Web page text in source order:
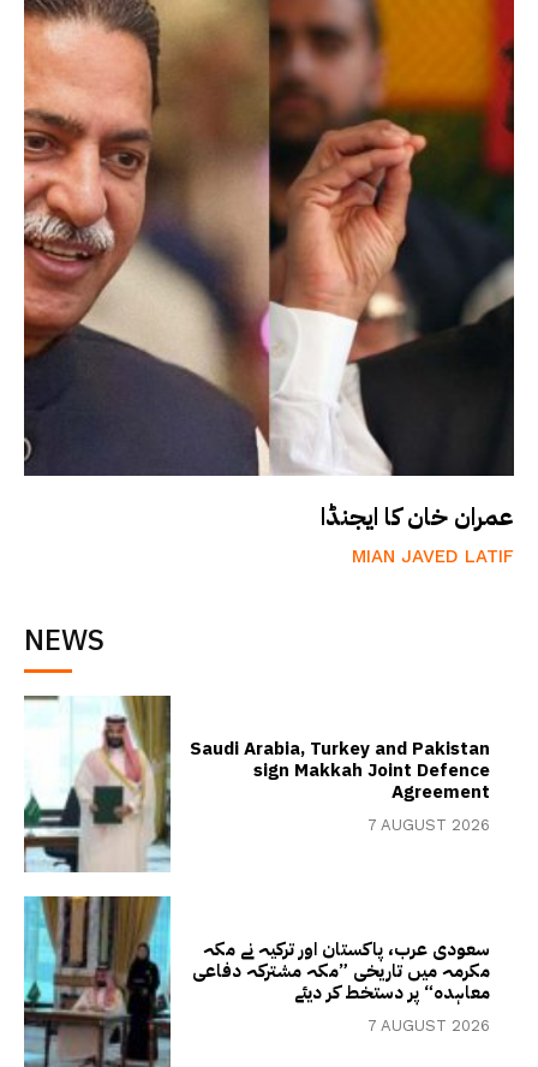
عمران خان کا ایجنڈا
MIAN JAVED LATIF
NEWS
Saudi Arabia, Turkey and Pakistan
sign Makkah Joint Defence
Agreement
7 AUGUST 2026
سعودی عرب، پاکستان اور ترکیہ نے مکہ
مکرمہ میں تاریخی ”مکہ مشترکہ دفاعی
معاہدہ“ پر دستخط کر دیئے
7 AUGUST 2026